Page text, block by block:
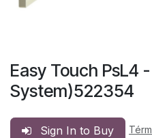
Easy Touch PsL4
System)522354
Sign In to Buy